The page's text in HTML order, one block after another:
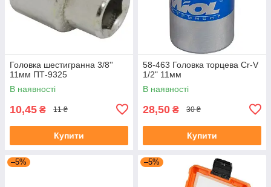
Головка шестигранна 3/8''
11мм ПТ-9325
В наявності
10,45 ₴ 11 ₴
Купити
58-463 Головка торцева Cr-V
1/2" 11мм
В наявності
28,50 ₴ 30 ₴
Купити
–5% –5%